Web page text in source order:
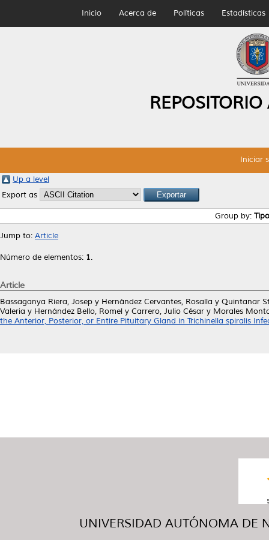
Inicio Acerca de Políticas Estadísticas
Iniciar
Up a level
Export as
Group by:
Jump to: Article
Número de elementos: 1.
Article
Bassaganya Riera, Josep y Hernández Cervantes, Rosalía y Quintanar
Valeria y Hernández Bello, Romel y Carrero, Julio César y Morales
the Anterior, Posterior, or Entire Pituitary Gland in Trichinella spiralis
UNIVERSIDAD AUTÓNOMA DE